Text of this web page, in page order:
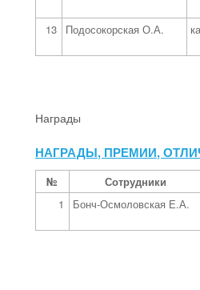
13 Подосокорская О.А.
Награды
НАГРАДЫ, ПРЕМИИ,
№
Сотрудники
1
Бонч-Осмоловская Е.А.